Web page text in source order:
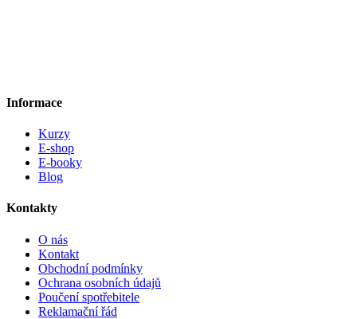
Informace
Kurzy
E-shop
E-booky
Blog
Kontakty
O nás
Kontakt
Obchodní podmínky
Ochrana osobních údajů
Poučení spotřebitele
Reklamační řád